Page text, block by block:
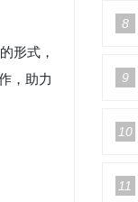
形式，
，助力
8
9
10
11